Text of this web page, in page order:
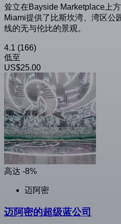
耸立在Bayside Marketplace上
Miami提供了比斯坎湾、湾区公
线的无与伦比的景观。
4.1 (166)
低至
US$25.00
高达 -8%
迈阿密
迈阿密的超级蓝公司